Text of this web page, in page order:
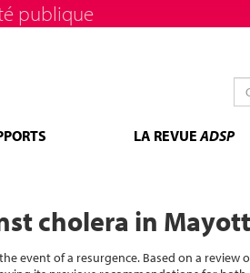
publique
LA REVUEADSP
cholera in
event of a resurgence. Based on a review